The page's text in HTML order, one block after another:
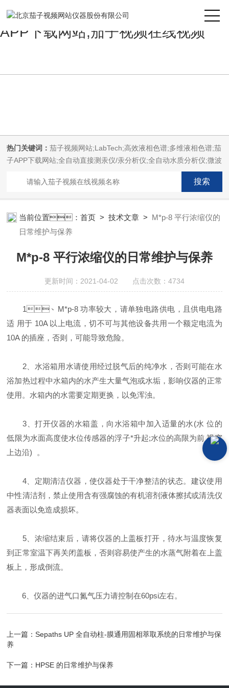
茄子视频网站,茄子免费视频,茄子
APP下载网站,茄子视频在线视频
热门关键词：茄子视频网站;LabTech;高效液相色谱;多维液相色谱;茄
子APP下载网站;全自动直接测汞仪/汞分析仪;全自动水质分析仪;微波
消解萃取系统;微波合成系统;微波灰化磺化系统;全自动固相萃取系
统;Dryvap全自动溶剂蒸发系统;激光固体烧蚀进样系统;循环水冷却
（LIMS;超净茄子免费视频设计与工程;通风柜;化学安全
柜;AAICPICP-MSUV-VISHPLC耗材和配件
当前位置：首页 >技术文章 > M*p-8 平行浓缩仪的
日常维护与保养
M*p-8 平行浓缩仪的日常维护与保养
更新时间：2021-04-02 点击次数：4734
1、M*p-8 功率较大，请单独电路供电，且供电电路
适 用于 10A 以上电流，切不可与其他设备共用一个额定电流为
10A 的插座，否则，可能导致危险。
2、水浴箱用水请使用经过脱气后的纯净水，否则可能在水
浴加热过程中水箱内的水产生大量气泡或水垢，影响仪器的正常
使用。水箱内的水需要定期更换，以免浑浊。
3、打开仪器的水箱盖，向水浴箱中加入适量的水(水 位的
低限为水面高度使水位传感器的浮子*升起;水位的高限为前 视窗
上边沿) 。
4、定期清洁仪器，使仪器处于干净整洁的状态。建议使用
中性清洁剂，禁止使用含有强腐蚀的有机溶剂液体擦拭或清洗仪
器表面以免造成损坏。
5、浓缩结束后，请将仪器的上盖板打开，待水与温度恢复
到正常室温下再关闭盖板，否则容易使产生的水蒸气附着在上盖
板上，形成倒流。
6、仪器的进气口氮气压力请控制在60psi左右。
上一篇：Sepaths UP 全自动柱-膜通用固相萃取系统的日常维护与保
养
下一篇： HPSE 的日常维护与保养